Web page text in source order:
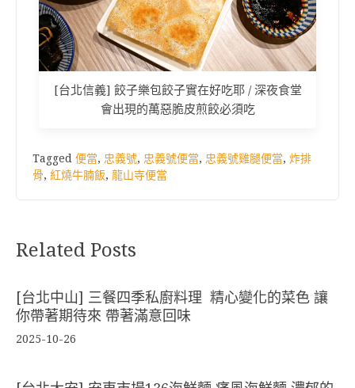
[台北信義] 餃子樂包餃子實在好吃耶 / 深夜食堂
會出現的萬惡脆皮煎餃必須吃
Tagged 便當, 忠義號, 忠義號便當, 忠義號雞腿便當, 炸排
骨, 紅燒牛腩飯, 龍山寺便當
Related Posts
[台北中山] 三餐四季私廚料理 精心變化的菜色 讓
你帶著期待來 帶著滿意回味
2025-10-26